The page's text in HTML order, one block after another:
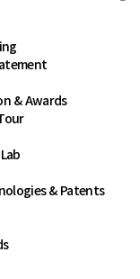
& Awards
& Patents